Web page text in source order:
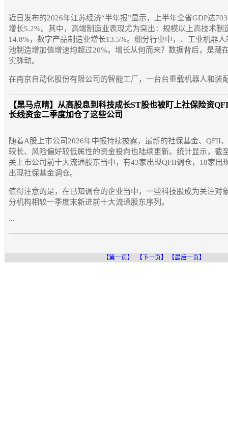
近日发布的2026年江苏经济“半年报”显示，上半年全省GDP达
增长5.2%。其中，高端制造业表现尤为突出：规模以上高技术制
14.8%，数字产品制造业增长13.5%。细分行业中，、工业机器
池制造增加值增速均超过20%。增长从何而来？数据背后，是藏
实脉动。
在南京自动化股份有限公司的智能工厂，一台台重载机器人和装
【黑马点睛】 从高股息到科技成长ST股也被盯上社保险资
长线资金二季度加仓了这些公司
随着A股上市公司2026年中报持续披露，最新的社保基金、QFII
较长、风险偏好较低属性的资金投向也陆续更新。统计显示，截
关上市公司前十大流通股东当中，有43家出现QFII调仓，18家出
出现社保基金调仓。
值得注意的是，在已知调仓的企业当中，一些科技股成为关注对
分机构相较一季度末新进前十大流通股东序列。
...
【第一页】 【下一页】 【最后一页】